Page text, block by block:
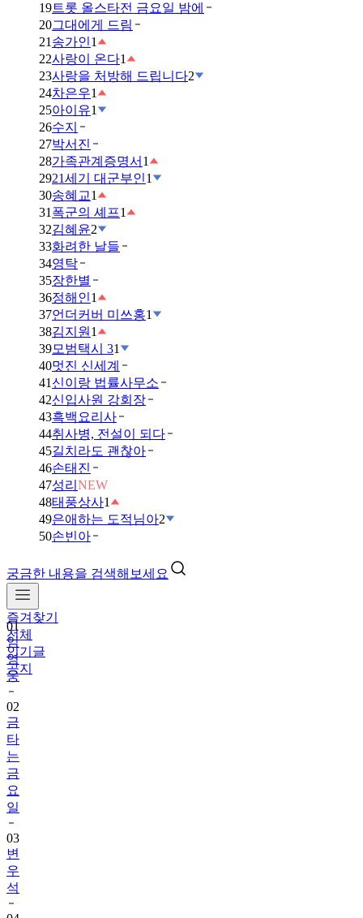
19트롯 올스타전 금요일 밤에
20그대에게 드림
21 송가인1
22사랑이 온다1
23사랑을 처방해 드립니다2
24차은우1
25아이유1
26수지
27박서진
28가족관계증명서 1
2921세기 대군부인1
30송혜교1
31 폭군의 셰프1
32김혜윤2
33화려한 날들
34영탁
35장한별
36정해인1
37언더커버 미쓰홍1
38김지원 1
39모범택시 31
40멋진 신세계
41 신이랑 법률사무소
42신입사원 강회장
43흑백요리사
44취사병, 전설이 되다
45길치라도 괜찮아
46손태진
47성리 NEW
48태풍상사1
49은애하는 도적님아2
50손빈아
궁금한 내용을 검색해보세요
즐겨찾기
전체
인기글
공지
01
임
영
웅
02
금
타
는
금
요
일
03
변
우
석